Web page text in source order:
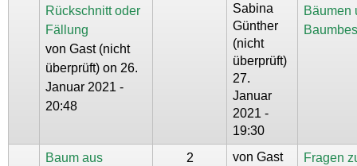
Rückschnitt oder
Fällung
von Gast (nicht
überprüft) on 26.
Januar 2021 -
20:48
Sabina
Günther
(nicht
überprüft)
27.
Januar
2021 -
19:30
Bäumen
Baum aus
2 von Gast
Fragen